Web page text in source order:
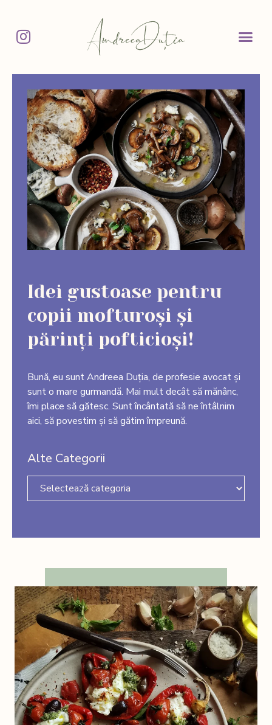
Idei gustoase pentru
copii mofturoși și
părinți pofticioși!
Bună, eu sunt Andreea Duția, de profesie avocat și
sunt o mare gurmandă. Mai mult decât să mănânc,
îmi place să gătesc. Sunt încântată să ne întâlnim
aici, să povestim și să gătim împreună.
Alte Categorii